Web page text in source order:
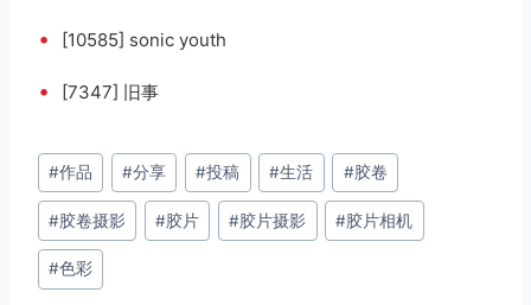
• [10585] sonic youth
• [7347] 旧事
文
章
标
签：
#作品 #分享 #投稿 #生活 #胶卷
#胶卷摄影 #胶片 #胶片摄影 #胶片相机
#色彩